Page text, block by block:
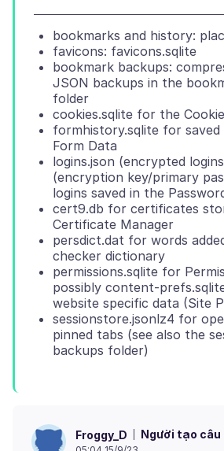
bookmarks and history:
favicons: favicons.sqlite
bookmark backups:
JSON backups in the
folder
cookies.sqlite for the
formhistory.sqlite for
Form Data
logins.json (encrypted
(encryption key/primary
logins saved in the
cert9.db for certificates
Certificate Manager
persdict.dat for words
checker dictionary
permissions.sqlite for
possibly content-
website specific data (Site
sessionstore.jsonlz4 for
pinned tabs (see also the
backups folder)
Froggy_D Người tạo câu